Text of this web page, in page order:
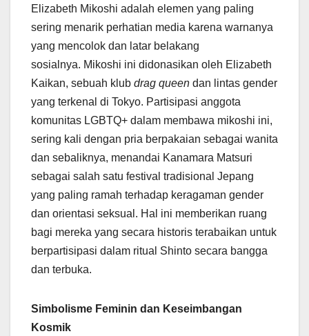
Elizabeth Mikoshi adalah elemen yang paling
sering menarik perhatian media karena warnanya
yang mencolok dan latar belakang
sosialnya. Mikoshi ini didonasikan oleh Elizabeth
Kaikan, sebuah klub drag queen dan lintas gender
yang terkenal di Tokyo. Partisipasi anggota
komunitas LGBTQ+ dalam membawa mikoshi ini,
sering kali dengan pria berpakaian sebagai wanita
dan sebaliknya, menandai Kanamara Matsuri
sebagai salah satu festival tradisional Jepang
yang paling ramah terhadap keragaman gender
dan orientasi seksual. Hal ini memberikan ruang
bagi mereka yang secara historis terabaikan untuk
berpartisipasi dalam ritual Shinto secara bangga
dan terbuka.
Simbolisme Feminin dan Keseimbangan
Kosmik